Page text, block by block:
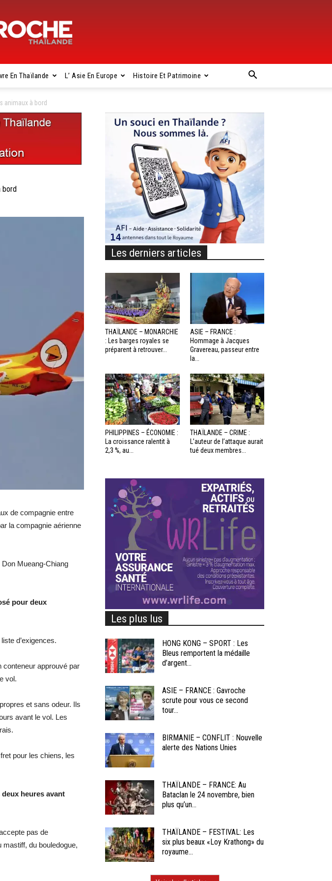
Gavroche
En Thaïlande L’ Asie En Europe Histoire Et Patrimoine
animaux à bord
bord
de compagnie entre
la compagnie aérienne
Mueang-Chiang
pour deux
d’exigences.
conteneur approuvé par
vol.
et sans odeur. Ils
avant le vol. Les
pour les chiens, les
heures avant
pas de
mastiff, du bouledogue,
Les derniers articles
THAÏLANDE – MONARCHIE
: Les barges royales se
préparent à retrouver...
ASIE – FRANCE :
Hommage à Jacques
Gravereau, passeur entre
la...
PHILIPPINES – ÉCONOMIE :
La croissance ralentit à
2,3 %, au...
THAÏLANDE – CRIME :
L’auteur de l’attaque aurait
tué deux membres...
Les plus lus
HONG KONG – SPORT : Les
Bleus remportent la médaille
d’argent...
ASIE – FRANCE : Gavroche
scrute pour vous ce second
tour...
BIRMANIE – CONFLIT : Nouvelle
alerte des Nations Unies
THAÏLANDE – FRANCE: Au
Bataclan le 24 novembre, bien
plus qu’un...
THAÏLANDE – FESTIVAL: Les
six plus beaux «Loy Krathong» du
royaume...